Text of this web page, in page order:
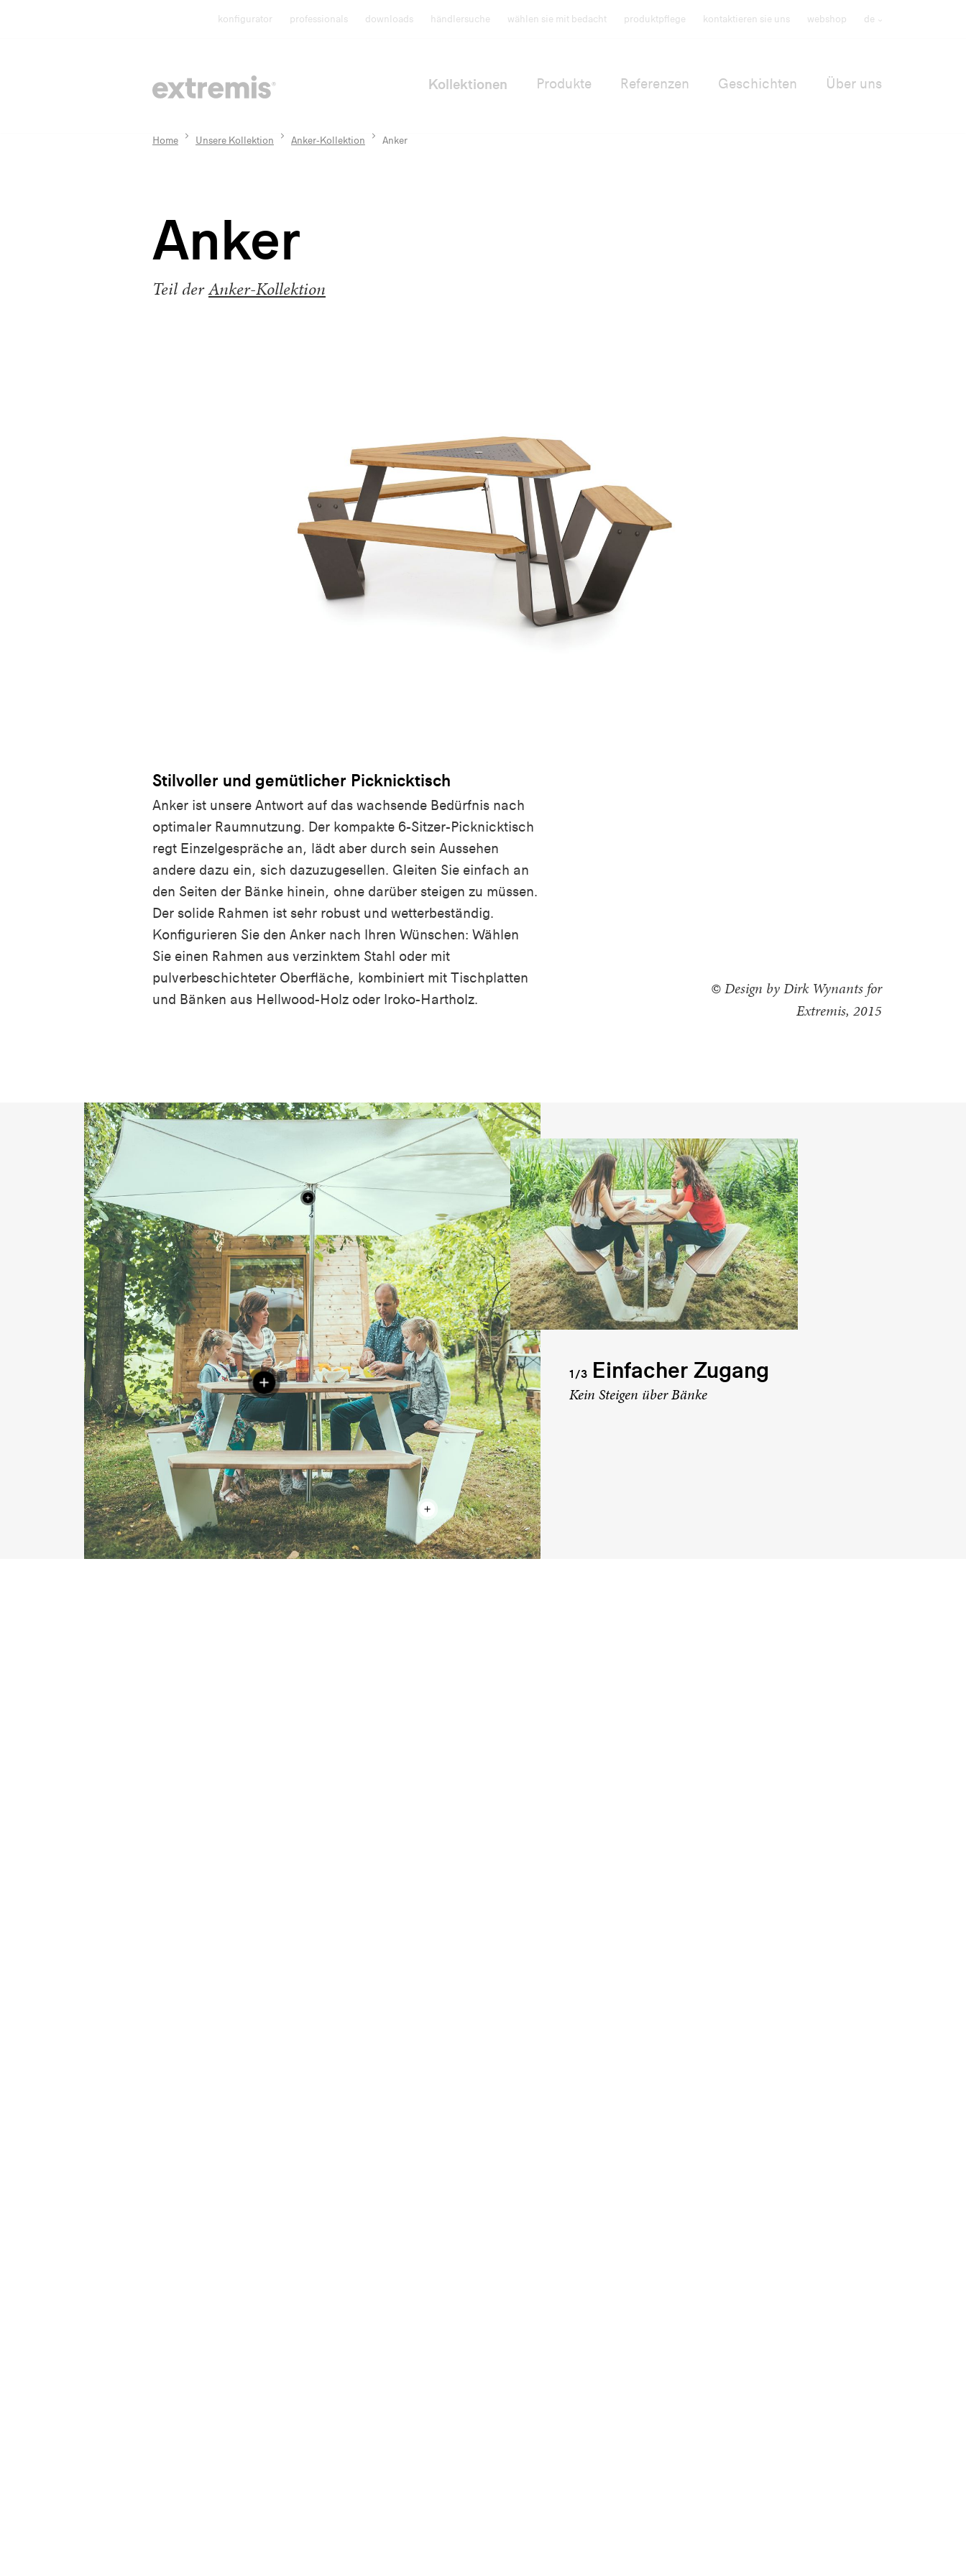
konfigurator professionals downloads händlersuche wählen sie mit bedacht produktpflege kontaktieren sie uns webshop de
Kollektionen Produkte Referenzen Geschichten Über uns
Home Unsere Kollektion Anker-Kollektion Anker
Anker
Teil derAnker-Kollektion
Stilvoller und gemütlicher Picknicktisch
Anker ist unsere Antwort auf das wachsende Bedürfnis nach
optimaler Raumnutzung. Der kompakte 6-Sitzer-Picknicktisch
regt Einzelgespräche an, lädt aber durch sein Aussehen
andere dazu ein, sich dazuzugesellen. Gleiten Sie einfach an
den Seiten der Bänke hinein, ohne darüber steigen zu müssen.
Der solide Rahmen ist sehr robust und wetterbeständig.
Konfigurieren Sie den Anker nach Ihren Wünschen: Wählen
Sie einen Rahmen aus verzinktem Stahl oder mit
pulverbeschichteter Oberfläche, kombiniert mit Tischplatten
und Bänken aus Hellwood-Holz oder Iroko-Hartholz.
© Design by Dirk Wynants for
Extremis, 2015
1/3 Einfacher Zugang
Kein Steigen über Bänke